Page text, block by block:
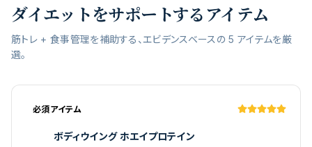
ダイエットをサポートするアイテム
筋トレ + 食事管理を補助する、エビデンスベースの 5 アイテムを厳
選。
必須アイテム
ボディウイング ホエイプロテイン